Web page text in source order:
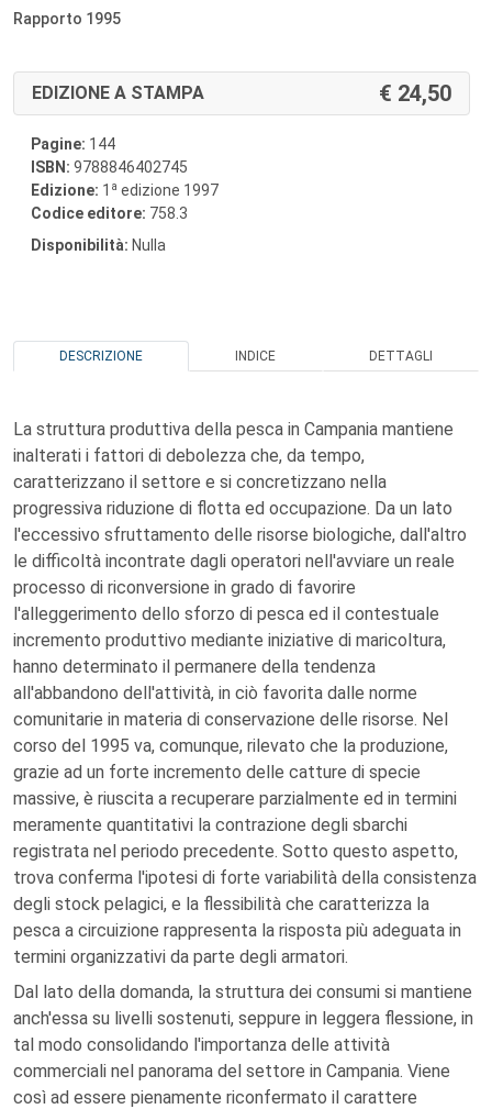
Rapporto 1995
EDIZIONE A STAMPA 24,50
Pagine: 144
ISBN: 9788846402745
Edizione: 1 a edizione 1997
Codice editore: 758.3
Disponibilità: Nulla
DESCRIZIONE INDICE DETTAGLI
La struttura produttiva della pesca in Campania mantiene
inalterati i fattori di debolezza che, da tempo,
caratterizzano il settore e si concretizzano nella
progressiva riduzione di flotta ed occupazione. Da un lato
l'eccessivo sfruttamento delle risorse biologiche, dall'altro
le difficoltà incontrate dagli operatori nell'avviare un reale
processo di riconversione in grado di favorire
l'alleggerimento dello sforzo di pesca ed il contestuale
incremento produttivo mediante iniziative di maricoltura,
hanno determinato il permanere della tendenza
all'abbandono dell'attività, in ciò favorita dalle norme
comunitarie in materia di conservazione delle risorse. Nel
corso del 1995 va, comunque, rilevato che la produzione,
grazie ad un forte incremento delle catture di specie
massive, è riuscita a recuperare parzialmente ed in termini
meramente quantitativi la contrazione degli sbarchi
registrata nel periodo precedente. Sotto questo aspetto,
trova conferma l'ipotesi di forte variabilità della consistenza
degli stock pelagici, e la flessibilità che caratterizza la
pesca a circuizione rappresenta la risposta più adeguata in
termini organizzativi da parte degli armatori.
Dal lato della domanda, la struttura dei consumi si mantiene
anch'essa su livelli sostenuti, seppure in leggera flessione, in
tal modo consolidando l'importanza delle attività
commerciali nel panorama del settore in Campania. Viene
così ad essere pienamente riconfermato il carattere